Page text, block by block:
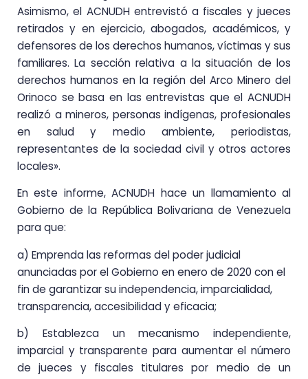
Asimismo, el ACNUDH entrevistó a fiscales y jueces
retirados y en ejercicio, abogados, académicos, y
defensores de los derechos humanos, víctimas y sus
familiares. La sección relativa a la situación de los
derechos humanos en la región del Arco Minero del
Orinoco se basa en las entrevistas que el ACNUDH
realizó a mineros, personas indígenas, profesionales
en salud y medio ambiente, periodistas,
representantes de la sociedad civil y otros actores
locales».
En este informe, ACNUDH hace un llamamiento al
Gobierno de la República Bolivariana de Venezuela
para que:
a) Emprenda las reformas del poder judicial
anunciadas por el Gobierno en enero de 2020 con el
fin de garantizar su independencia, imparcialidad,
transparencia, accesibilidad y eficacia;
b) Establezca un mecanismo independiente,
imparcial y transparente para aumentar el número
de jueces y fiscales titulares por medio de un